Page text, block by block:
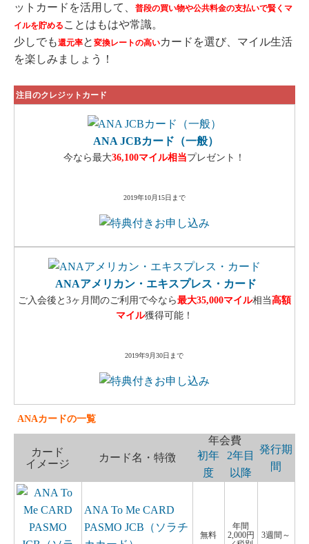
ットカードを活用して、
普段の買い物や公共料金の支払いで賢くマ
イルを貯める ことはもはや常識。
少しでも還元率と 変換レートの高いカードを選び、マイル生活
を楽しみましょう！
注目のクレジットカード
ANA JCBカード（一般）
今なら最大36,100マイル相当プレゼント！
2019年10月15日まで
ANAアメリカン・エキスプレス・カード
ご入会後と3ヶ月間のご利用で今なら最大35,000マイル相当高額
マイル獲得可能！
2019年9月30日まで
ANAカードの一覧
カード
イメージ
カード名・特徴
年会費
発行期
間
初年
度
2年目
以降
ANA To Me CARD
PASMO JCB（ソラチ
無料
年間
2,000円
3週間～